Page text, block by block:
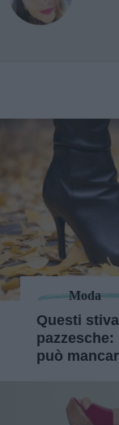
Moda
Questi
può